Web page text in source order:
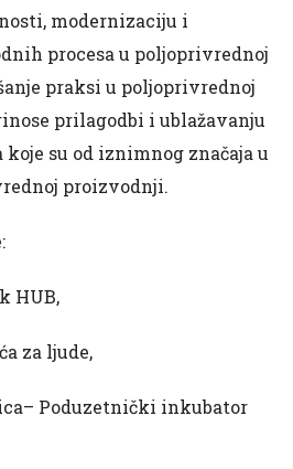
modernizaciju i
procesa u poljoprivrednoj
praksi u poljoprivrednoj
prilagodbi i ublažavanju
su od iznimnog značaja u
proizvodnji.
HUB,
za ljude,
Poduzetnički inkubator